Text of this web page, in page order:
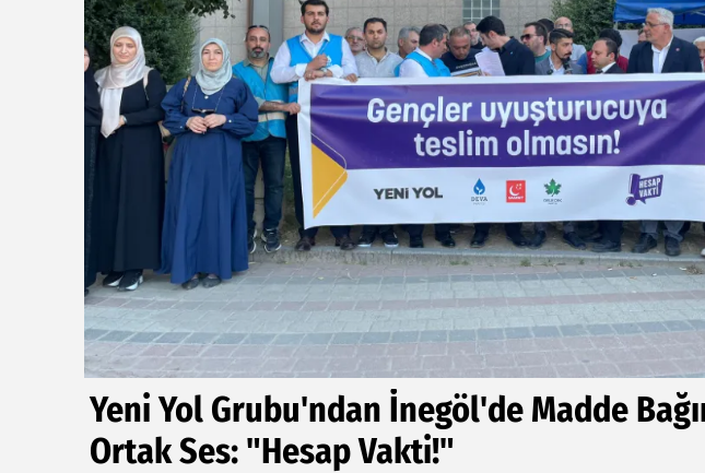
Yeni Yol Grubu'ndan İnegöl'de Madde
Ortak Ses: "Hesap Vakti!"